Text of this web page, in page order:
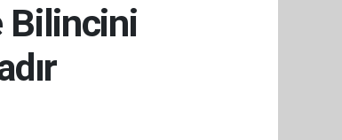
Bilincini